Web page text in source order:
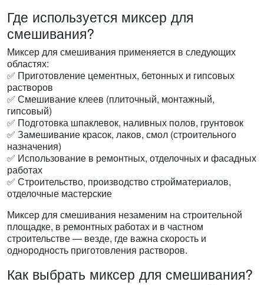
Где используется миксер для
смешивания?
Миксер для смешивания применяется в следующих
областях:
✅ Приготовление цементных, бетонных и гипсовых
растворов
✅ Смешивание клеев (плиточный, монтажный,
гипсовый)
✅ Подготовка шпаклевок, наливных полов, грунтовок
✅ Замешивание красок, лаков, смол (строительного
назначения)
✅ Использование в ремонтных, отделочных и фасадных
работах
✅ Строительство, производство стройматериалов,
отделочные мастерские
Миксер для смешивания незаменим на строительной
площадке, в ремонтных работах и в частном
строительстве — везде, где важна скорость и
однородность приготовления растворов.
Как выбрать миксер для смешивания?